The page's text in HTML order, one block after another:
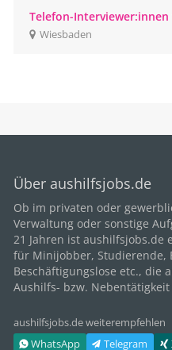
Telefon-
CATI-Studio gesucht
Wiesbaden
Über aushilfsjobs.de
Ob im privaten oder
Verwaltung oder sonstige
21 Jahren ist aushilfsjobs.de
für Minijobber, Studierende,
Beschäftigungslose etc., die
Aushilfs- bzw.
aushilfsjobs.de weiterempfehlen
WhatsApp
Telegram